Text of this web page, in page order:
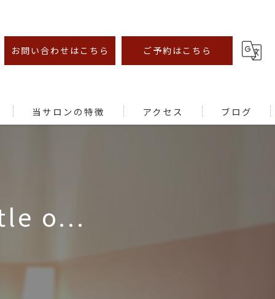
お問い合わせはこちら ご予約はこちら
当サロンの特徴
肩こり
アクセス ブログ
o...